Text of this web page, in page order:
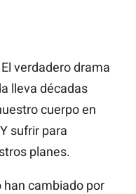
verdadero drama
lleva décadas
cuerpo en
sufrir para
planes.
han cambiado por